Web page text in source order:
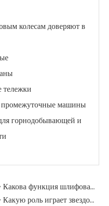
колесам доверяют в
тележки
машины
горнодобывающей и
Какова функция шлифовальных рулонов в мельнице шлифовации?
Какую роль играет звездочка в горнодобывающем экскаваторе?